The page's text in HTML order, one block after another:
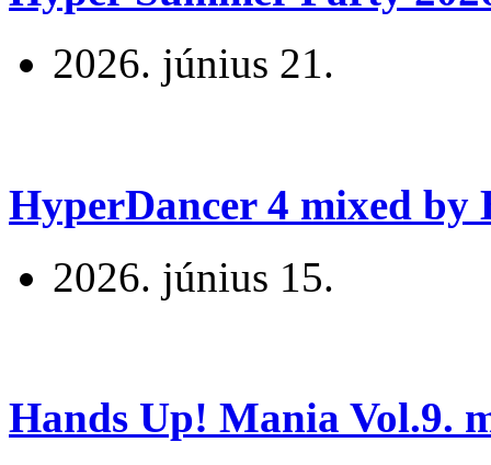
2026. június 21.
HyperDancer 4 mixed by
2026. június 15.
Hands Up! Mania Vol.9.